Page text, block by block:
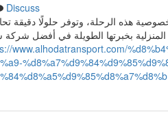
Discuss
هذه الرحلة، وتوفر حلولًا دقيقة
المنزلية بخبرتها الطويلة في أفضل
www.alhodatransport.com/